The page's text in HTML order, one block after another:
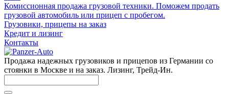
Комиссионная продажа грузовой техники. Поможем продать
грузовой автомобиль или прицеп с пробегом.
Грузовики, прицепы на заказ
Кредит и лизинг
Контакты
Продажа надежных грузовиков и прицепов из Германии со
стоянки в Москве и на заказ. Лизинг, Трейд-Ин.